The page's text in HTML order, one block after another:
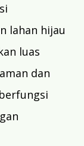
lahan hijau
luas
dan